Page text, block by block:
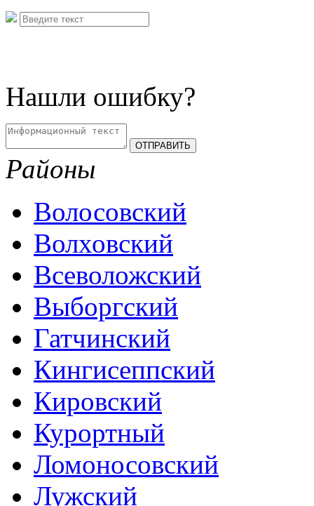
Нашли ошибку?
Районы
Волосовский
Волховский
Всеволожский
Выборгский
Гатчинский
Кингисеппский
Кировский
Курортный
Ломоносовский
Лужский